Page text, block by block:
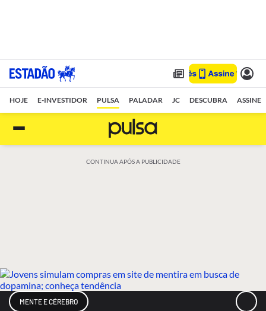
HOJE E-INVESTIDOR PULSA PALADAR JC DESCUBRA ASSINE
CONTINUA APÓS A PUBLICIDADE
MENTE E CÉREBRO